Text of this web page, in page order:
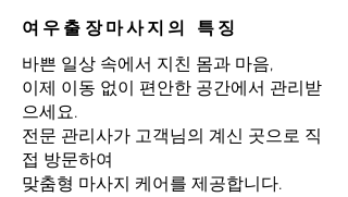
여우출장마사지의 특징
바쁜 일상 속에서 지친 몸과 마음,
이제 이동 없이 편안한 공간에서 관리받
으세요.
전문 관리사가 고객님의 계신 곳으로 직
접 방문하여
맞춤형 마사지 케어를 제공합니다.